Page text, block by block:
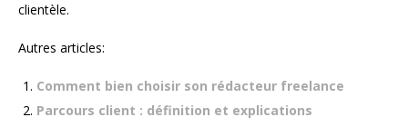
clientèle.
Autres articles:
Comment bien choisir son rédacteur freelance
Parcours client : définition et explications